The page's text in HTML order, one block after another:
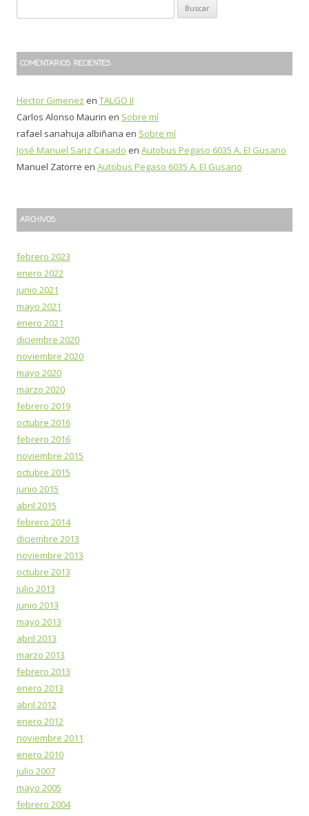
u
c
:
COMENTARIOS RECIENTES
Hector Gimenez en TALGO II
Carlos Alonso Maurin en Sobre mí
rafael sanahuja albiñana en Sobre mí
José Manuel Sanz Casado en Autobus Pegaso 6035 A. El Gusano
Manuel Zatorre en Autobus Pegaso 6035 A. El Gusano
ARCHIVOS
febrero 2023
enero 2022
junio 2021
mayo 2021
enero 2021
diciembre 2020
noviembre 2020
mayo 2020
marzo 2020
febrero 2019
octubre 2016
febrero 2016
noviembre 2015
octubre 2015
junio 2015
abril 2015
febrero 2014
diciembre 2013
noviembre 2013
octubre 2013
julio 2013
junio 2013
mayo 2013
abril 2013
marzo 2013
febrero 2013
enero 2013
abril 2012
enero 2012
noviembre 2011
enero 2010
julio 2007
mayo 2005
febrero 2004